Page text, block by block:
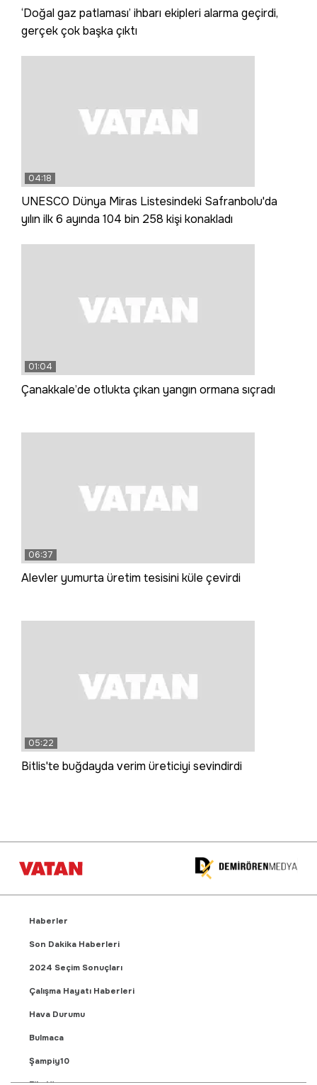
‘Doğal gaz patlaması’ ihbarı ekipleri alarma geçirdi,
gerçek çok başka çıktı
04:18
UNESCO Dünya Miras Listesindeki Safranbolu'da
yılın ilk 6 ayında 104 bin 258 kişi konakladı
01:04
Çanakkale’de otlukta çıkan yangın ormana sıçradı
06:37
Alevler yumurta üretim tesisini küle çevirdi
05:22
Bitlis'te buğdayda verim üreticiyi sevindirdi
Haberler
Son Dakika Haberleri
2024 Seçim Sonuçları
Çalışma Hayatı Haberleri
Hava Durumu
Bulmaca
Şampiy10